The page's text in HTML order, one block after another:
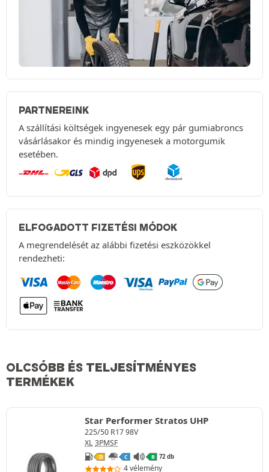
PARTNEREINK
A szállítási költségek ingyenesek egy pár gumiabroncs
vásárlásakor és mindig ingyenesek a motorgumik
esetében.
ELFOGADOTT FIZETÉSI MÓDOK
A megrendelését az alábbi fizetési eszközökkel
rendezheti:
OLCSÓBB ÉS TELJESÍTMÉNYES
TERMÉKEK
Star Performer Stratos UHP
225/50 R17 98V
XL 3PMSF
D C B 72 db
4 vélemény